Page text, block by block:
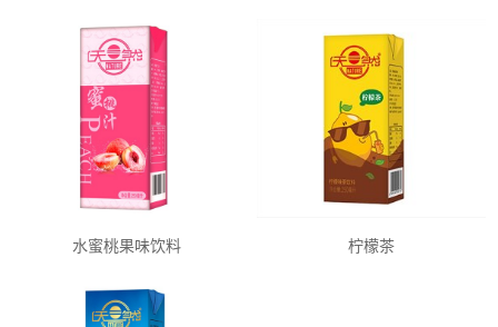
水蜜桃果味饮料 柠檬茶